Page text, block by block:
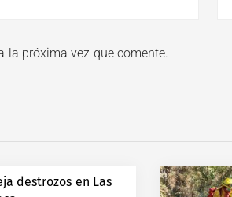
la próxima vez que comente.
destrozos en Las